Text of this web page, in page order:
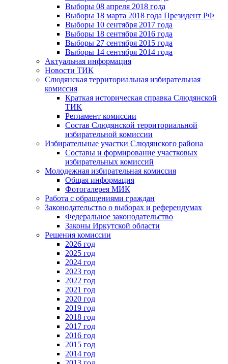
Выборы 08 апреля 2018 года
Выборы 18 марта 2018 года Президент РФ
Выборы 10 сентября 2017 года
Выборы 18 сентября 2016 года
Выборы 27 сентября 2015 года
Выборы 14 сентября 2014 года
Актуальная информация
Новости ТИК
Слюдянская территориальная избирательная
комиссия
Краткая историческая справка Слюдянской
ТИК
Регламент комиссии
Состав Слюдянской территориальной
избирательной комиссии
Избирательные участки Слюдянского района
Составы и формирование участковых
избирательных комиссий
Молодежная избирательная комиссия
Общая информация
Фотогалерея МИК
Работа с обращениями граждан
Законодательство о выборах и референдумах
Федеральное законодательство
Законы Иркутской области
Решения комиссии
2026 год
2025 год
2024 год
2023 год
2022 год
2021 год
2020 год
2019 год
2018 год
2017 год
2016 год
2015 год
2014 год